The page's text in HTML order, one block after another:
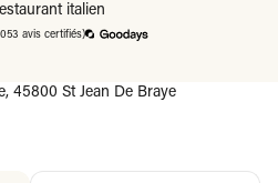
italien
avis certifiés)
45800 St Jean De Braye